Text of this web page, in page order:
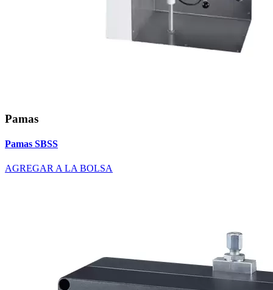
Pamas
Pamas SBSS
AGREGAR A LA BOLSA